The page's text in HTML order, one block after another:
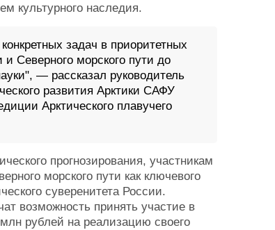
культурного наследия.
задач в приоритетных
и Северного морского пути до
— рассказал руководитель
развития Арктики САФУ
Арктического плавучего
прогнозирования, участникам
морского пути как ключевого
суверенитета России.
возможность принять участие в
рублей на реализацию своего